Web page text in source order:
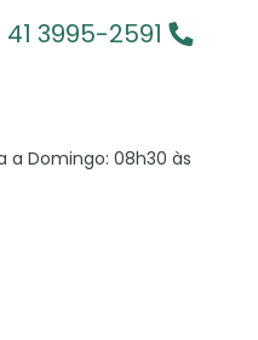
41 3995-2591
a Domingo: 08h30 às